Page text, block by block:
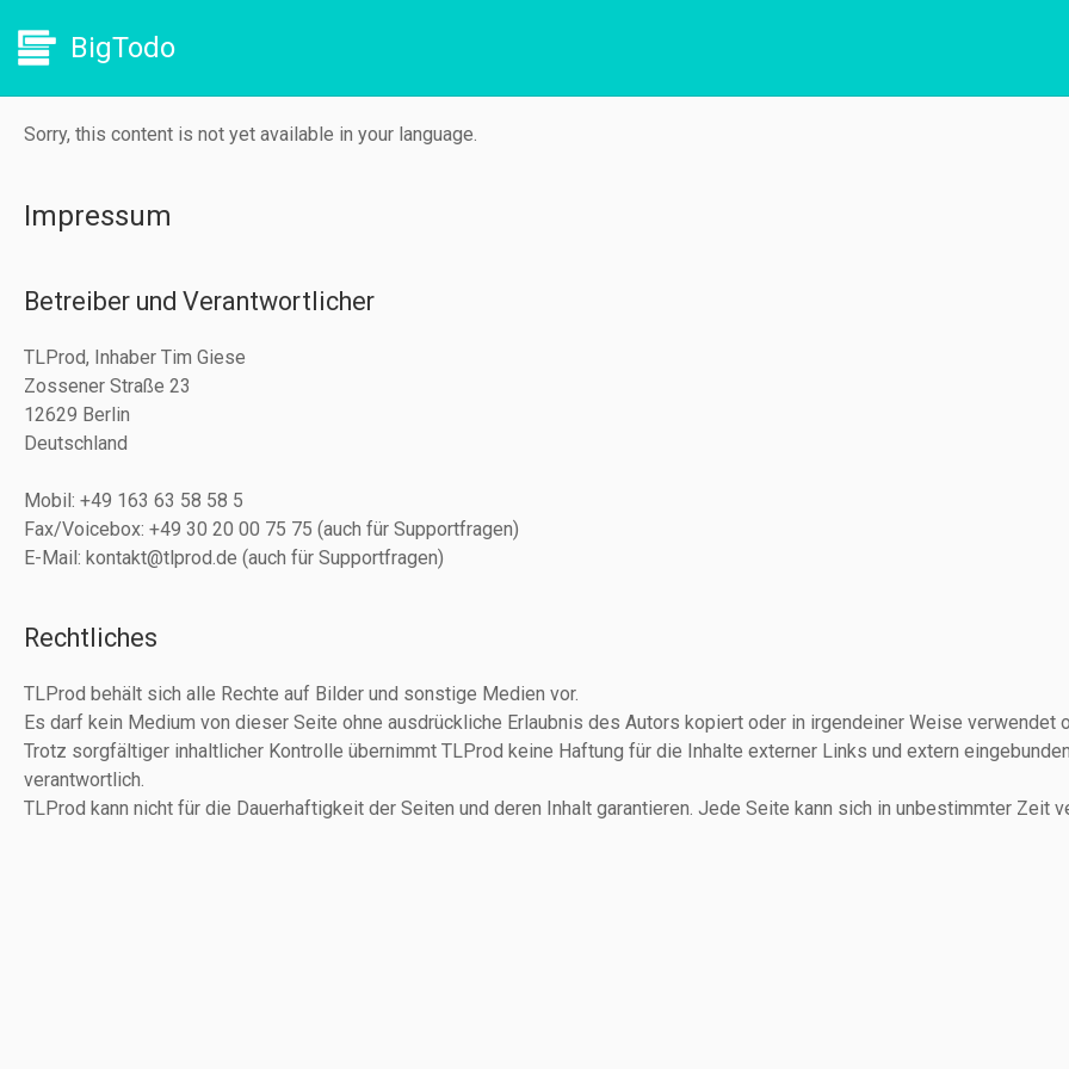
BigTodo
Sorry, this content is not yet available in your language.
Impressum
Betreiber und Verantwortlicher
TLProd, Inhaber Tim Giese
Zossener Straße 23
12629 Berlin
Deutschland
Mobil: +49 163 63 58 58 5
Fax/Voicebox: +49 30 20 00 75 75 (auch für Supportfragen)
E-Mail: kontakt@tlprod.de (auch für Supportfragen)
Rechtliches
TLProd behält sich alle Rechte auf Bilder und sonstige Medien vor.
Es darf kein Medium von dieser Seite ohne ausdrückliche Erlaubnis des Autors kopiert oder in irgendeiner Weise verwendet
Trotz sorgfältiger inhaltlicher Kontrolle übernimmt TLProd keine Haftung für die Inhalte externer Links und extern
verantwortlich.
TLProd kann nicht für die Dauerhaftigkeit der Seiten und deren Inhalt garantieren. Jede Seite kann sich in unbestimmter Zeit